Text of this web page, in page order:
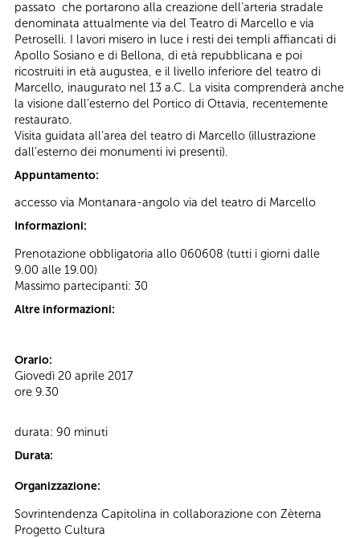
passato che portarono alla creazione dell’arteria stradale
denominata attualmente via del Teatro di Marcello e via
Petroselli. I lavori misero in luce i resti dei templi affiancati di
Apollo Sosiano e di Bellona, di età repubblicana e poi
ricostruiti in età augustea, e il livello inferiore del teatro di
Marcello, inaugurato nel 13 a.C. La visita comprenderà anche
la visione dall’esterno del Portico di Ottavia, recentemente
restaurato.
Visita guidata all’area del teatro di Marcello (illustrazione
dall’esterno dei monumenti ivi presenti).
Appuntamento:
accesso via Montanara-angolo via del teatro di Marcello
Informazioni:
Prenotazione obbligatoria allo 060608 (tutti i giorni dalle
9.00 alle 19.00)
Massimo partecipanti: 30
Altre informazioni:
Orario:
Giovedì 20 aprile 2017
ore 9.30
durata: 90 minuti
Durata:
Organizzazione:
Sovrintendenza Capitolina in collaborazione con Zètema
Progetto Cultura